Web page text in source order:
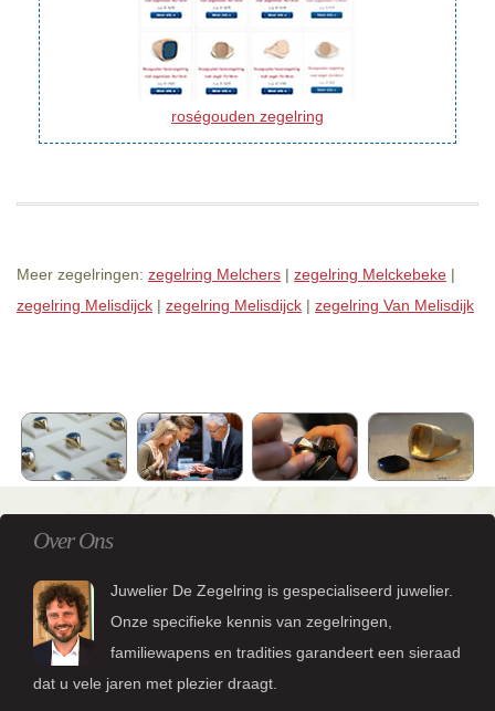
roségouden zegelring
Meer zegelringen: zegelring Melchers | zegelring Melckebeke |
zegelring Melisdijck | zegelring Melisdijck | zegelring Van Melisdijk
Over Ons
Juwelier De Zegelring is gespecialiseerd juwelier.
Onze specifieke kennis van zegelringen,
familiewapens en tradities garandeert een sieraad
dat u vele jaren met plezier draagt.